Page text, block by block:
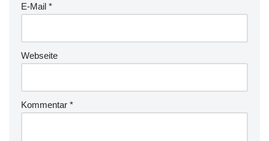
E-Mail *
Webseite
Kommentar *